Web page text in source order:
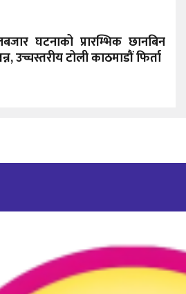
घटनाको प्रारम्भिक छानबिन
उच्चस्तरीय टोली काठमाडौं फिर्ता